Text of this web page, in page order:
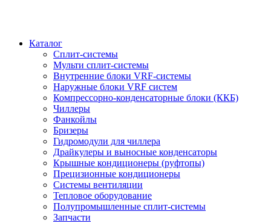
Каталог
Сплит-системы
Мульти сплит-системы
Внутренние блоки VRF-cистемы
Наружные блоки VRF cистем
Компрессорно-конденсаторные блоки (ККБ)
Чиллеры
Фанкойлы
Бризеры
Гидромодули для чиллера
Драйкулеры и выносные конденсаторы
Крышные кондиционеры (руфтопы)
Прецизионные кондиционеры
Системы вентиляции
Тепловое оборудование
Полупромышленные сплит-системы
Запчасти